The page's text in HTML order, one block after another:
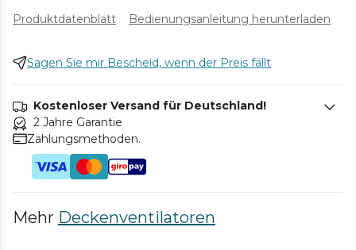
Produktdatenblatt Bedienungsanleitung herunterladen
Sagen Sie mir Bescheid, wenn der Preis fällt
Kostenloser Versand für Deutschland!
2 Jahre Garantie
Zahlungsmethoden.
Mehr Deckenventilatoren